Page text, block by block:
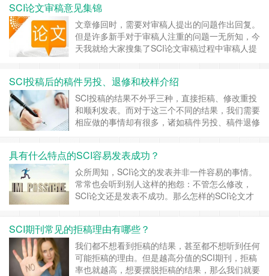
一、母语话润色，主要是对文章的论点，论据，用
语以及观点，专业属于以及文献和缩写进行润色，
做到观点更突出，用语更有针对性，专……继续阅
读 »
SCI论文审稿意见集锦
文章修回时，需要对审稿人提出的问题作出回复。
但是许多新手对于审稿人注重的问题一无所知，今
天我就给大家搜集了SCI论文审稿过程中审稿人提
Please, provide better connecti……
SCI投稿后的稿件另投、退修和校样介绍
SCI投稿的结果不外乎三种，直接拒稿、修改重投
和顺利发表。而对于这三个不同的结果，我们需要
相应做的事情却有很多，诸如稿件另投、稿件退修
在太差，那作者可以先放一放，等之后有新的想法
再对论文进行修改重投。 修改之后，自然是将文
章重新投递出去。……继续阅读 »
具有什么特点的SCI容易发表成功？
众所周知，SCI论文的发表并非一件容易的事情。
常常也会听到别人这样的抱怨：不管怎么修改，
SCI论文还是发表不成功。那么怎样的SCI论文才
文，不管是什么期刊都要求受理的manuscript（原
稿）必须具有可读性，任何语言不通的论文势必在
语言……继续阅读 »
SCI期刊常见的拒稿理由有哪些？
我们都不想看到拒稿的结果，甚至都不想听到任何
可能拒稿的理由。但是越高分值的SCI期刊，拒稿
率也就越高，想要摆脱拒稿的结果，那么我们就要